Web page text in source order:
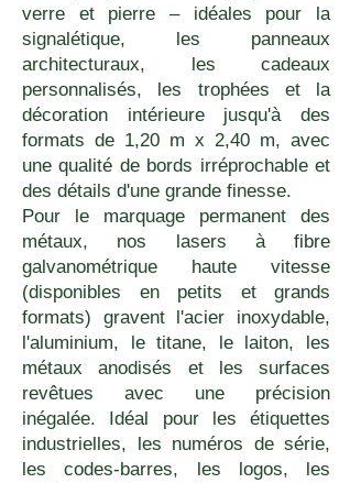
verre et pierre – idéales pour la
signalétique, les panneaux
architecturaux, les cadeaux
personnalisés, les trophées et la
décoration intérieure jusqu'à des
formats de 1,20 m x 2,40 m, avec
une qualité de bords irréprochable et
des détails d'une grande finesse.
Pour le marquage permanent des
métaux, nos lasers à fibre
galvanométrique haute vitesse
(disponibles en petits et grands
formats) gravent l'acier inoxydable,
l'aluminium, le titane, le laiton, les
métaux anodisés et les surfaces
revêtues avec une précision
inégalée. Idéal pour les étiquettes
industrielles, les numéros de série,
les codes-barres, les logos, les